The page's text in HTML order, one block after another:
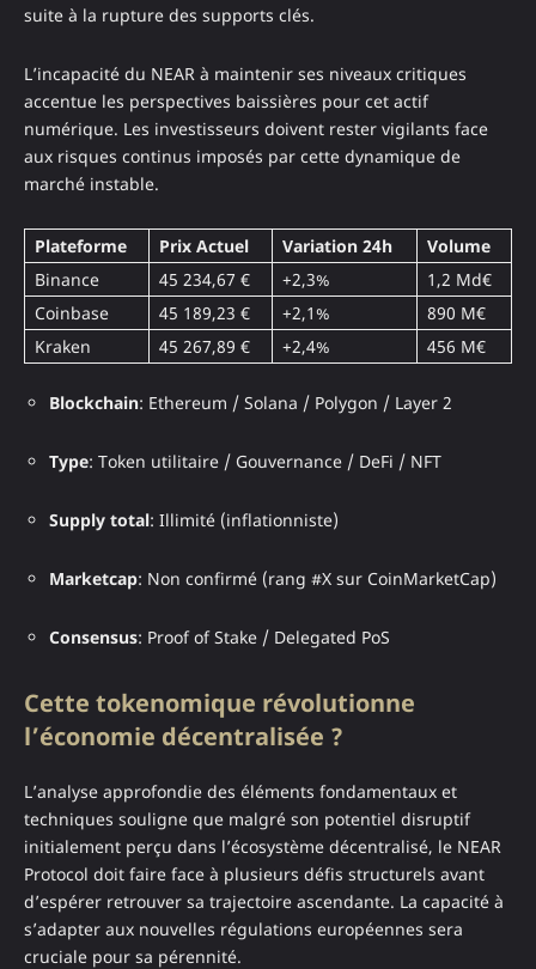
suite à la rupture des supports clés.
L’incapacité du NEAR à maintenir ses niveaux critiques
accentue les perspectives baissières pour cet actif
numérique. Les investisseurs doivent rester vigilants face
aux risques continus imposés par cette dynamique de
marché instable.
Plateforme Prix Actuel Variation 24h
Volume
Binance
45 234,67 € +2,3%
1,2 Md€
Coinbase
45 189,23 € +2,1%
890 M€
Kraken
45 267,89 € +2,4% 456 M€
Blockchain: Ethereum / Solana / Polygon / Layer 2
Type: Token utilitaire / Gouvernance / DeFi / NFT
Supply total: Illimité (inflationniste)
Marketcap: Non confirmé (rang #X sur CoinMarketCap)
Consensus: Proof of Stake / Delegated PoS
Cette tokenomique révolutionne
l’économie décentralisée ?
L’analyse approfondie des éléments fondamentaux et
techniques souligne que malgré son potentiel disruptif
initialement perçu dans l’écosystème décentralisé, le NEAR
Protocol doit faire face à plusieurs défis structurels avant
d’espérer retrouver sa trajectoire ascendante. La capacité à
s’adapter aux nouvelles régulations européennes sera
cruciale pour sa pérennité.